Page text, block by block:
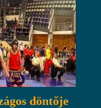
döntője